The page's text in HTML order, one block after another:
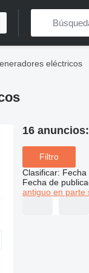
eléctricos
16 anuncios:
Filtro
Clasificar: Fecha
Fecha de
antiguo en parte